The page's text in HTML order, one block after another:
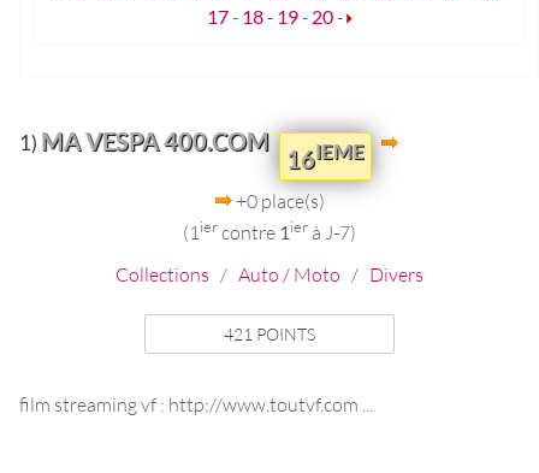
17- 18- 19- 20-
1) MA VESPA 400.COM
16IEME
+0 place(s)
(1 iercontre 1ier à J-7)
Collections / Auto / Moto / Divers
421 POINTS
film streaming vf : http://www.toutvf.com ...